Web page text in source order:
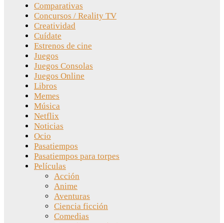
Comparativas
Concursos / Reality TV
Creatividad
Cuídate
Estrenos de cine
Juegos
Juegos Consolas
Juegos Online
Libros
Memes
Música
Netflix
Noticias
Ocio
Pasatiempos
Pasatiempos para torpes
Películas
Acción
Anime
Aventuras
Ciencia ficción
Comedias